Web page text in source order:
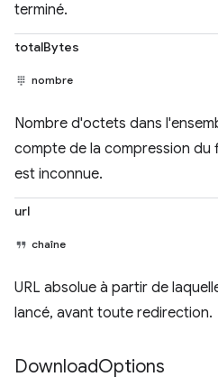
terminé.
totalBytes
nombre
Nombre d'octets dans
compte de la compression du
est inconnue.
url
chaîne
URL absolue à partir de
lancé, avant toute redirection.
DownloadOptions